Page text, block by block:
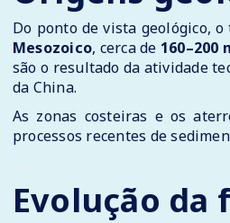
Do ponto de vista geológico,
Mesozoico, cerca de 160–200
são o resultado da atividade
da China.
As zonas costeiras e os
processos recentes de
Evolução da